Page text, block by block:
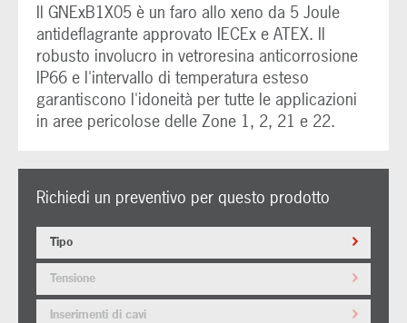
Il GNExB1X05 è un faro allo xeno da 5 Joule
antideflagrante approvato IECEx e ATEX. Il
robusto involucro in vetroresina anticorrosione
IP66 e l'intervallo di temperatura esteso
garantiscono l'idoneità per tutte le applicazioni
in aree pericolose delle Zone 1, 2, 21 e 22.
Richiedi un preventivo per questo prodotto
Tipo
Tensione
Inserimenti di cavi